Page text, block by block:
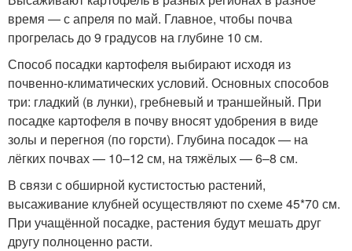
время — с апреля по май. Главное, чтобы почва
прогрелась до 9 градусов на глубине 10 см.
Способ посадки картофеля выбирают исходя из
почвенно-климатических условий. Основных способов
три: гладкий (в лунки), гребневый и траншейный. При
посадке картофеля в почву вносят удобрения в виде
золы и перегноя (по горсти). Глубина посадок — на
лёгких почвах — 10–12 см, на тяжёлых — 6–8 см.
В связи с обширной кустистостью растений,
высаживание клубней осуществляют по схеме 45*70 см.
При учащённой посадке, растения будут мешать друг
другу полноценно расти.